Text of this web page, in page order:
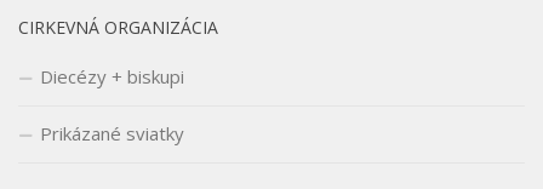
CIRKEVNÁ ORGANIZÁCIA
Diecézy + biskupi
Prikázané sviatky